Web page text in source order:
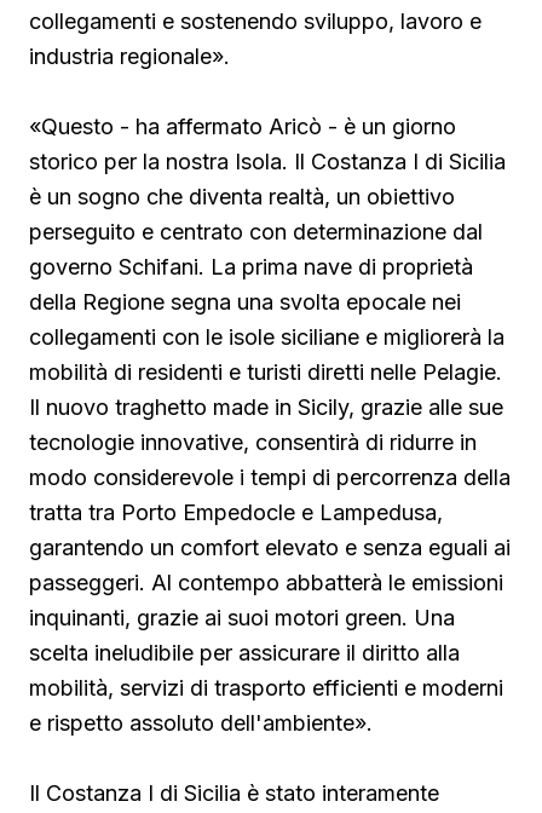
collegamenti e sostenendo sviluppo, lavoro e
industria regionale».
«Questo - ha affermato Aricò - è un giorno
storico per la nostra Isola. Il Costanza I di Sicilia
è un sogno che diventa realtà, un obiettivo
perseguito e centrato con determinazione dal
governo Schifani. La prima nave di proprietà
della Regione segna una svolta epocale nei
collegamenti con le isole siciliane e migliorerà la
mobilità di residenti e turisti diretti nelle Pelagie.
Il nuovo traghetto made in Sicily, grazie alle sue
tecnologie innovative, consentirà di ridurre in
modo considerevole i tempi di percorrenza della
tratta tra Porto Empedocle e Lampedusa,
garantendo un comfort elevato e senza eguali ai
passeggeri. Al contempo abbatterà le emissioni
inquinanti, grazie ai suoi motori green. Una
scelta ineludibile per assicurare il diritto alla
mobilità, servizi di trasporto efficienti e moderni
e rispetto assoluto dell'ambiente».
Il Costanza I di Sicilia è stato interamente